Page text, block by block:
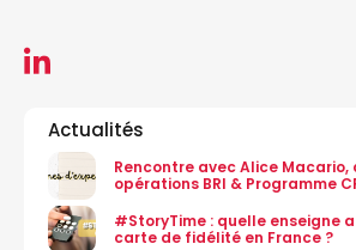
Actualités
Rencontre avec Alice
opérations BRI & Programme
#StoryTime : quelle enseigne
carte de fidélité en France ?